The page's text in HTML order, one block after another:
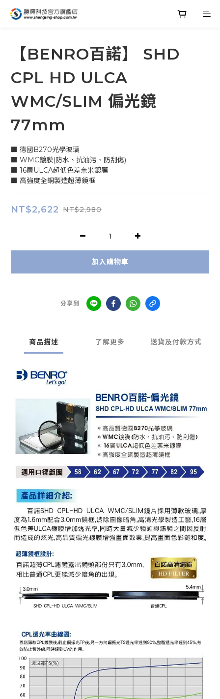
【BENRO百諾】 SHD
CPL HD ULCA
WMC/SLIM 偏光鏡
77mm
■ 德國B270光學玻璃
■ WMC鍍膜(防水、抗油污、防刮傷)
■ 16層ULCA超低色差奈米鍍膜
■ 高強度全銅製造超薄鏡框
NT$2,622 NT$2,980
加入購物車
分享到
商品描述 了解更多 送貨及付款方式